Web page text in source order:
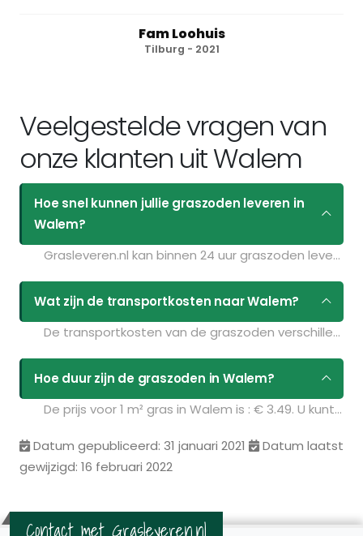
Fam Loohuis
Tilburg - 2021
Veelgestelde vragen van
onze klanten uit Walem
Hoe snel kunnen jullie graszoden leveren in
Walem?
Grasleveren.nl kan binnen 24 uur graszoden leveren in Walem. Als u bijvoorbeeld graszoden op maandag bestelt voor 11:30 kunt u ze de volgende dag geleverd krijgen. Kijk voor de actuele leverdagen op de pagina
Wat zijn de transportkosten naar Walem?
De transportkosten van de graszoden verschillen per postcodegebied en zijn afhankelijk van de hoeveelheid graszoden die u bestelt. Bent u benieuwd naar de prijzen? Vul uw gegevens in op de pagina
Hoe duur zijn de graszoden in Walem?
De prijs voor 1 m² gras in Walem is : € 3.49. U kunt deze graszoden bestellen via de volgende link:
Datum gepubliceerd: 31 januari 2021
Datum laatst
gewijzigd: 16 februari 2022
Contact met Grasleveren.nl